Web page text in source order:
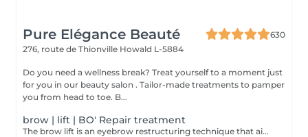
Pure Elégance Beauté
630
276, route de Thionville Howald L-5884
Do you need a wellness break? Treat yourself to a moment just
for you in our beauty salon . Tailor-made treatments to pamper
you from head to toe. B...
brow | lift | BO' Repair treatment
The brow lift is an eyebrow restructuring technique that aims to enhance the hairs. It is done using a brush and several treatments. The combination of their actions makes it possible to obtain thick and marked eyebrows. Allows to restructure, densify and discipline sparse and rebellious eyebrows, but also lifts the eyes as well as droopy eyelids. BO'Repair Vitamin mask.